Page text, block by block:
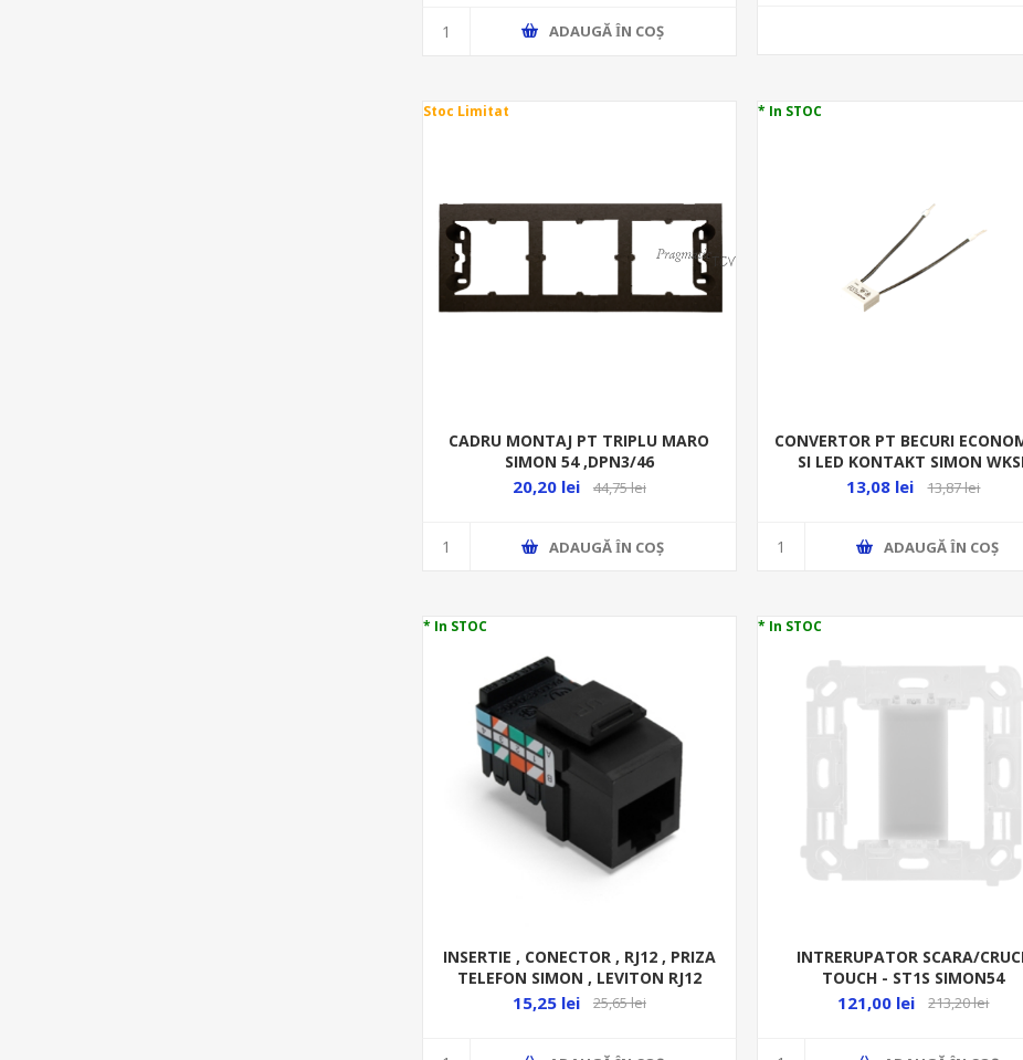
ADAUGĂ ȊN COŞ
Stoc Limitat
CADRU MONTAJ PT TRIPLU MARO
SIMON 54 ,DPN3/46
20,20 lei 44,75 lei
ADAUGĂ ȊN COŞ
* In STOC
CONVERTOR PT BECURI
SI LED KONTAKT SIMON
13,08 lei 13,87 lei
ADAUGĂ ȊN COŞ
* In STOC
INSERTIE , CONECTOR , RJ12 , PRIZA
TELEFON SIMON , LEVITON RJ12
15,25 lei 25,65 lei
* In STOC
INTRERUPATOR SCARA/
TOUCH - ST1S SIMON54
121,00 lei 213,20 lei